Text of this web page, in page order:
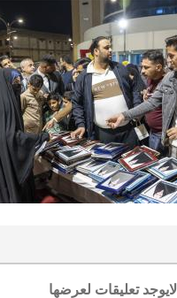
لايوجد تعليقات لعرضها